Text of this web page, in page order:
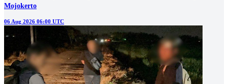
Mojokerto
06 Aug 2026 06:00 UTC